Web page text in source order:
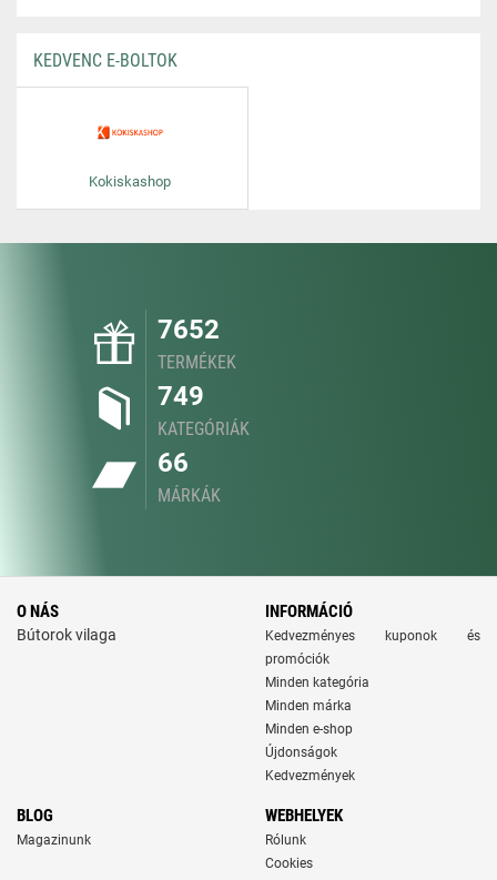
KEDVENC E-BOLTOK
Kokiskashop
7652
TERMÉKEK
749
KATEGÓRIÁK
66
MÁRKÁK
O NÁS
Bútorok vilaga
INFORMÁCIÓ
Kedvezményes kuponok és
promóciók
Minden kategória
Minden márka
Minden e-shop
Újdonságok
Kedvezmények
BLOG
Magazinunk
WEBHELYEK
Rólunk
Cookies